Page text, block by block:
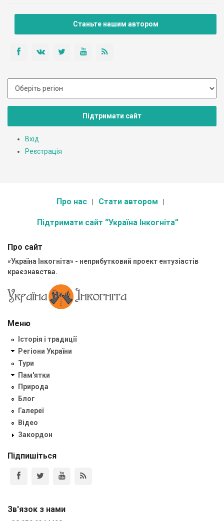
Станьте нашим автором
Підтримати сайт
Вхід
Реєстрація
Про нас Стати автором
Підтримати сайт “Україна Інкогніта”
Про сайт
«Україна Інкогніта» - неприбутковий проект ентузіастів
краєзнавства.
Меню
Історія і традиції
Регіони України
Тури
Пам'ятки
Природа
Блог
Галереї
Відео
Закордон
Підпишіться
Зв'язок з нами